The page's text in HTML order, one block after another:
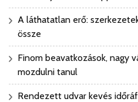
A láthatatlan erő:
össze
Finom beavatkozások, nagy
mozdulni tanul
Rendezett udvar kevés